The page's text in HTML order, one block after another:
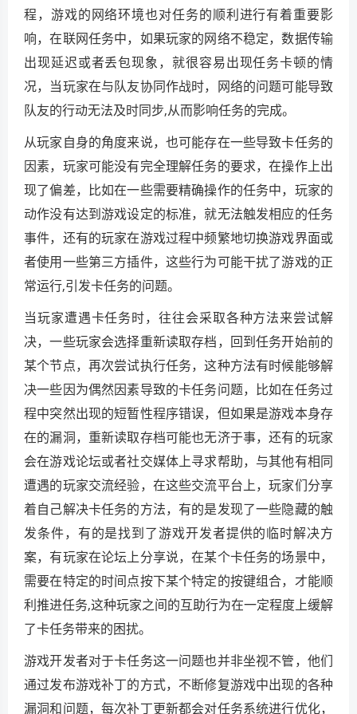
程，游戏的网络环境也对任务的顺利进行有着重要影
响，在联网任务中，如果玩家的网络不稳定，数据传输
出现延迟或者丢包现象，就很容易出现任务卡顿的情
况，当玩家在与队友协同作战时，网络的问题可能导致
队友的行动无法及时同步,从而影响任务的完成。
从玩家自身的角度来说，也可能存在一些导致卡任务的
因素，玩家可能没有完全理解任务的要求，在操作上出
现了偏差，比如在一些需要精确操作的任务中，玩家的
动作没有达到游戏设定的标准，就无法触发相应的任务
事件，还有的玩家在游戏过程中频繁地切换游戏界面或
者使用一些第三方插件，这些行为可能干扰了游戏的正
常运行,引发卡任务的问题。
当玩家遭遇卡任务时，往往会采取各种方法来尝试解
决，一些玩家会选择重新读取存档，回到任务开始前的
某个节点，再次尝试执行任务，这种方法有时候能够解
决一些因为偶然因素导致的卡任务问题，比如在任务过
程中突然出现的短暂性程序错误，但如果是游戏本身存
在的漏洞，重新读取存档可能也无济于事，还有的玩家
会在游戏论坛或者社交媒体上寻求帮助，与其他有相同
遭遇的玩家交流经验，在这些交流平台上，玩家们分享
着自己解决卡任务的方法，有的是发现了一些隐藏的触
发条件，有的是找到了游戏开发者提供的临时解决方
案，有玩家在论坛上分享说，在某个卡任务的场景中，
需要在特定的时间点按下某个特定的按键组合，才能顺
利推进任务,这种玩家之间的互助行为在一定程度上缓解
了卡任务带来的困扰。
游戏开发者对于卡任务这一问题也并非坐视不管，他们
通过发布游戏补丁的方式，不断修复游戏中出现的各种
漏洞和问题，每次补丁更新都会对任务系统进行优化，